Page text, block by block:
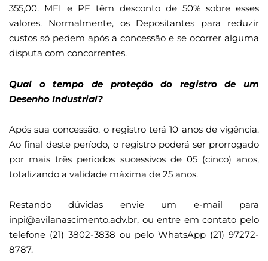
355,00. MEI e PF têm desconto de 50% sobre esses
valores. Normalmente, os Depositantes para reduzir
custos só pedem após a concessão e se ocorrer alguma
disputa com concorrentes.
Qual o tempo de proteção do registro de um
Desenho Industrial?
Após sua concessão, o registro terá 10 anos de vigência.
Ao final deste período, o registro poderá ser prorrogado
por mais três períodos sucessivos de 05 (cinco) anos,
totalizando a validade máxima de 25 anos.
Restando dúvidas envie um e-mail para
inpi@avilanascimento.adv.br, ou entre em contato pelo
telefone (21) 3802-3838 ou pelo WhatsApp (21) 97272-
8787.